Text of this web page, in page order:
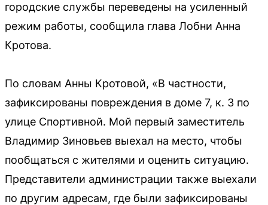
городские службы переведены на усиленный
режим работы, сообщила глава Лобни Анна
Кротова.
По словам Анны Кротовой, «В частности,
зафиксированы повреждения в доме 7, к. 3 по
улице Спортивной. Мой первый заместитель
Владимир Зиновьев выехал на место, чтобы
пообщаться с жителями и оценить ситуацию.
Представители администрации также выехали
по другим адресам, где были зафиксированы